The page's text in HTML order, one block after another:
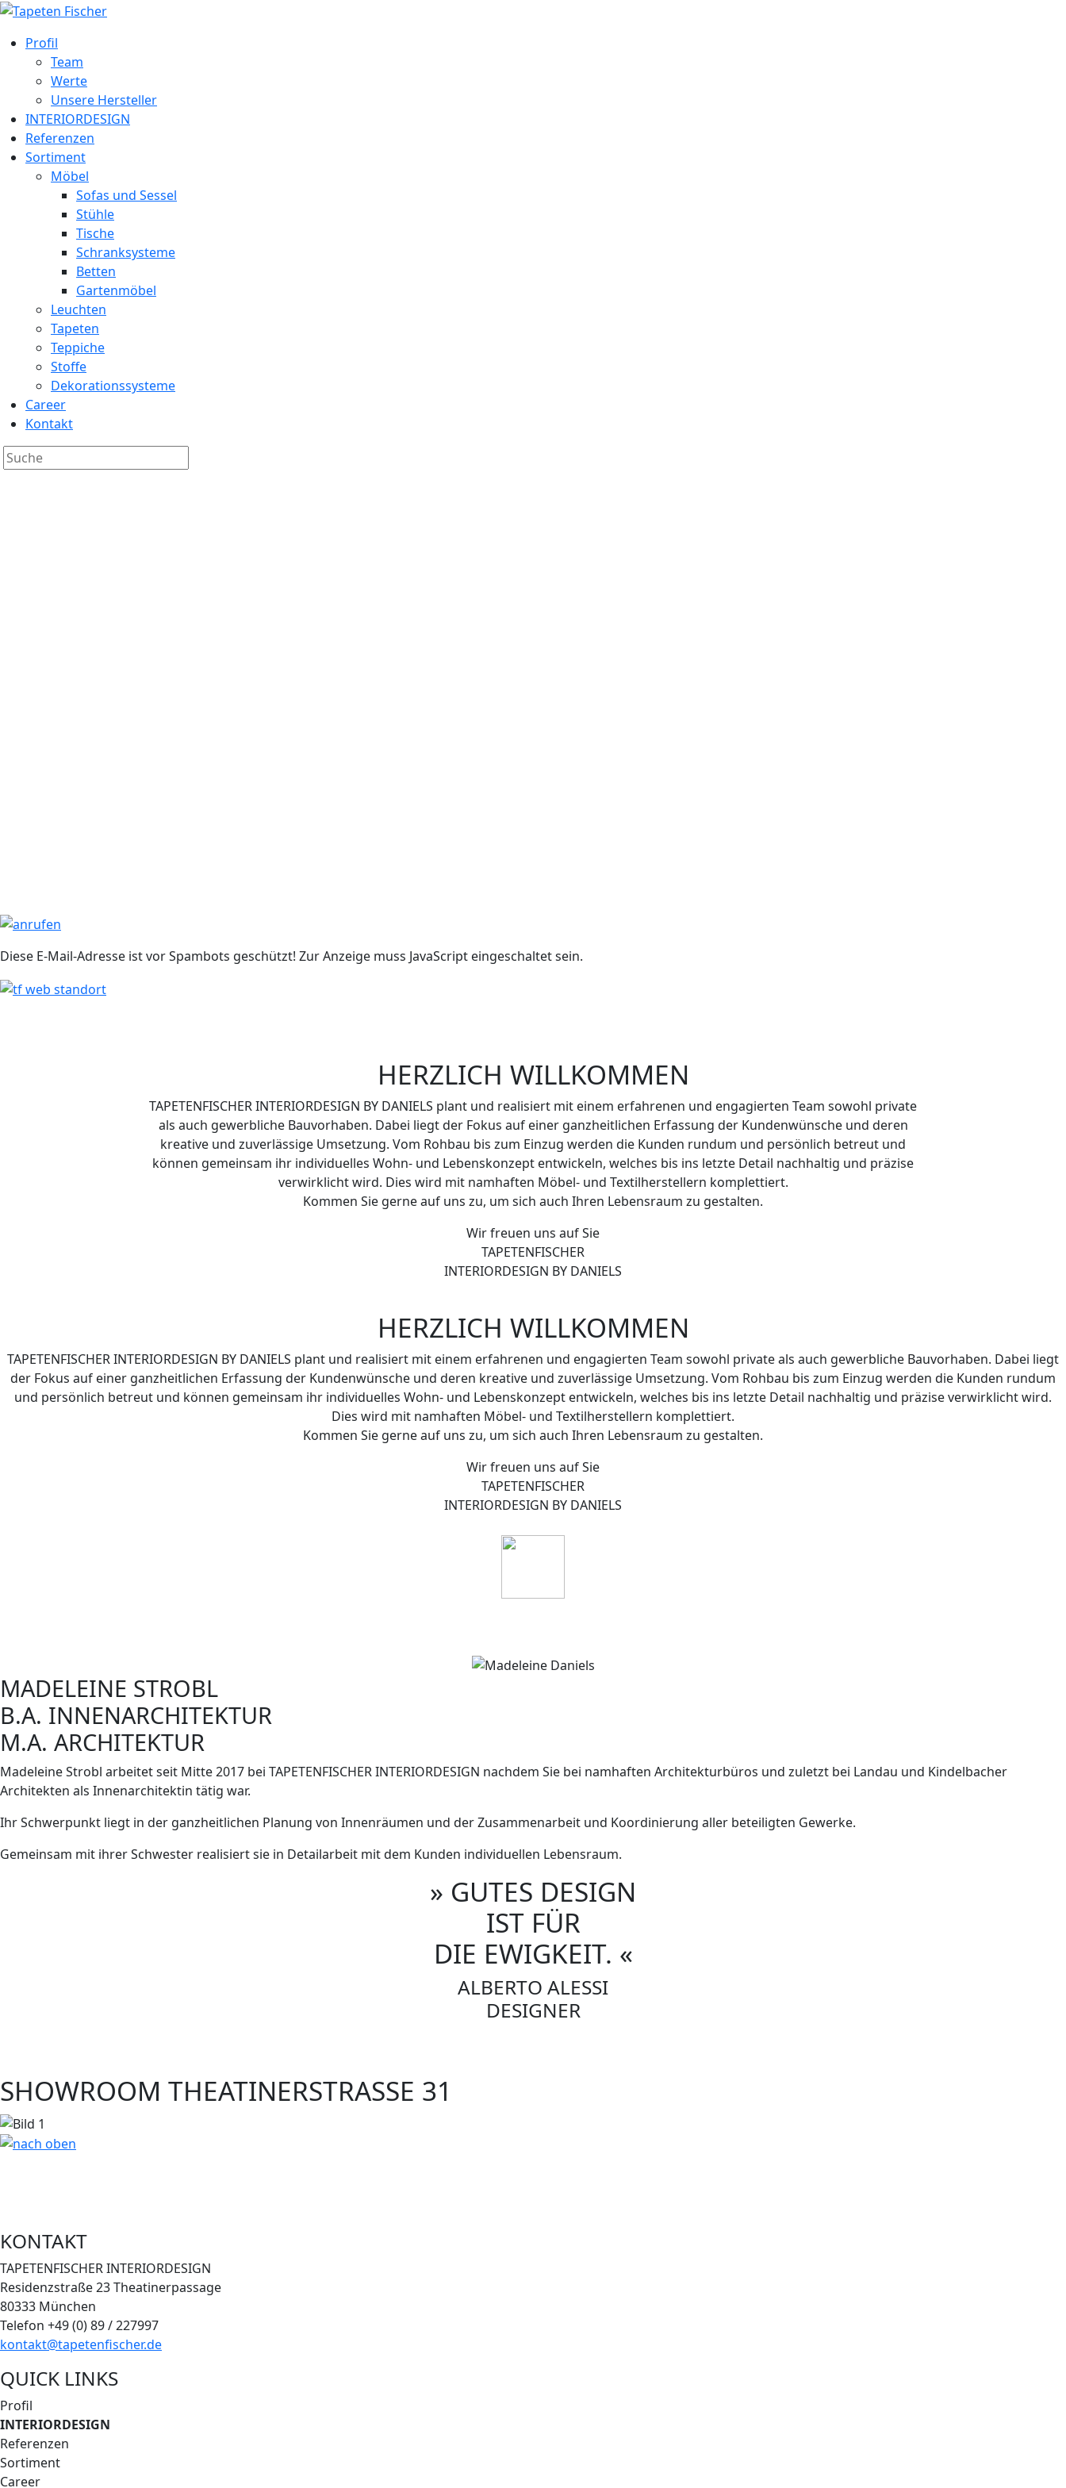
Profil
Team
Werte
Unsere Hersteller
INTERIORDESIGN
Referenzen
Sortiment
Möbel
Sofas und Sessel
Stühle
Tische
Schranksysteme
Betten
Gartenmöbel
Leuchten
Tapeten
Teppiche
Stoffe
Dekorationssysteme
Career
Kontakt
Diese E-Mail-Adresse ist vor Spambots geschützt! Zur Anzeige muss JavaScript eingeschaltet sein.
HERZLICH WILLKOMMEN
TAPETENFISCHER INTERIORDESIGN BY DANIELS plant und realisiert mit einem erfahrenen und engagierten Team sowohl private
als auch gewerbliche Bauvorhaben. Dabei liegt der Fokus auf einer ganzheitlichen Erfassung der Kundenwünsche und deren
kreative und zuverlässige Umsetzung. Vom Rohbau bis zum Einzug werden die Kunden rundum und persönlich betreut und
können gemeinsam ihr individuelles Wohn- und Lebenskonzept entwickeln, welches bis ins letzte Detail nachhaltig und präzise
verwirklicht wird. Dies wird mit namhaften Möbel- und Textilherstellern komplettiert.
Kommen Sie gerne auf uns zu, um sich auch Ihren Lebensraum zu gestalten.
Wir freuen uns auf Sie
TAPETENFISCHER
INTERIORDESIGN BY DANIELS
HERZLICH WILLKOMMEN
TAPETENFISCHER INTERIORDESIGN BY DANIELS plant und realisiert mit einem erfahrenen und engagierten Team sowohl private als auch gewerbliche Bauvorhaben. Dabei liegt
der Fokus auf einer ganzheitlichen Erfassung der Kundenwünsche und deren kreative und zuverlässige Umsetzung. Vom Rohbau bis zum Einzug werden die Kunden rundum
und persönlich betreut und können gemeinsam ihr individuelles Wohn- und Lebenskonzept entwickeln, welches bis ins letzte Detail nachhaltig und präzise verwirklicht wird.
Dies wird mit namhaften Möbel- und Textilherstellern komplettiert.
Kommen Sie gerne auf uns zu, um sich auch Ihren Lebensraum zu gestalten.
Wir freuen uns auf Sie
TAPETENFISCHER
INTERIORDESIGN BY DANIELS
MADELEINE STROBL
B.A. INNENARCHITEKTUR
M.A. ARCHITEKTUR
Madeleine Strobl arbeitet seit Mitte 2017 bei TAPETENFISCHER INTERIORDESIGN nachdem Sie bei namhaften Architekturbüros und zuletzt bei Landau und Kindelbacher
Architekten als Innenarchitektin tätig war.
Ihr Schwerpunkt liegt in der ganzheitlichen Planung von Innenräumen und der Zusammenarbeit und Koordinierung aller beteiligten Gewerke.
Gemeinsam mit ihrer Schwester realisiert sie in Detailarbeit mit dem Kunden individuellen Lebensraum.
» GUTES DESIGN
IST FÜR
DIE EWIGKEIT. «
ALBERTO ALESSI
DESIGNER
SHOWROOM THEATINERSTRASSE 31
KONTAKT
TAPETENFISCHER INTERIORDESIGN
Residenzstraße 23 Theatinerpassage
80333 München
Telefon +49 (0) 89 / 227997
kontakt@tapetenfischer.de
QUICK LINKS
Profil
INTERIORDESIGN
Referenzen
Sortiment
Career